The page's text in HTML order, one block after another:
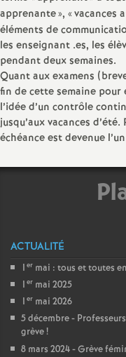
apprenante», «vacances
éléments de
les enseignant .es, les
pendant deux semaines.
Quant aux examens
fin de cette semaine
l’idée d’un contrôle
jusqu’aux vacances
échéance est devenue
ACTUALITÉ
1 er mai : tous et toutes
1 er mai 2025
1 er mai 2026
5 décembre -
grève!
8 mars 2024 - Grève